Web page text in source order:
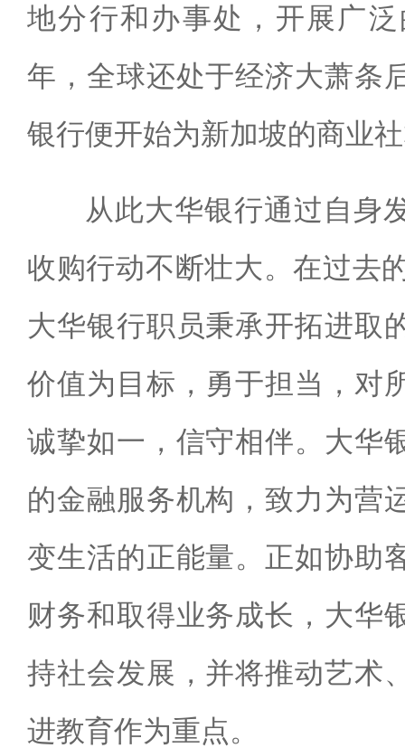
地分行和办事处，开展广
年，全球还处于经济大萧条
银行便开始为新加坡的商业
从此大华银行通过自身
收购行动不断壮大。在过去
大华银行职员秉承开拓进取
价值为目标，勇于担当，对
诚挚如一，信守相伴。大华
的金融服务机构，致力为营
变生活的正能量。正如协助
财务和取得业务成长，大华
持社会发展，并将推动艺术
进教育作为重点。